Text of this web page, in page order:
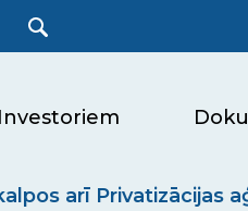
Investoriem
arī Privatizācijas